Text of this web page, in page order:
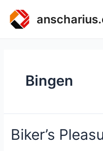
Inhalt
springen
Bingen
Biker’s